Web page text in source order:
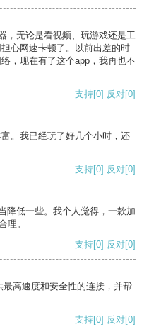
，无论是看视频、玩游戏还是工
心网速卡顿了。以前出差的时
，现在有了这个app，我再也不
支持[0] 反对[0]
。我已经玩了好几个小时，还
支持[0] 反对[0]
降低一些。我个人觉得，一款加
理。
支持[0] 反对[0]
高速度和安全性的连接，并帮
支持[0] 反对[0]